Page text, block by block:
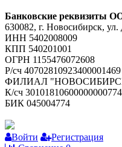
Банковские реквизиты
630082, г. Новосибирск,
ИНН 5402008009
КПП 540201001
ОГРН 1155476072608
Р/сч 40702810923400001469
ФИЛИАЛ
К/сч 30101810600000000774
БИК 045004774
Войти
Регистрация